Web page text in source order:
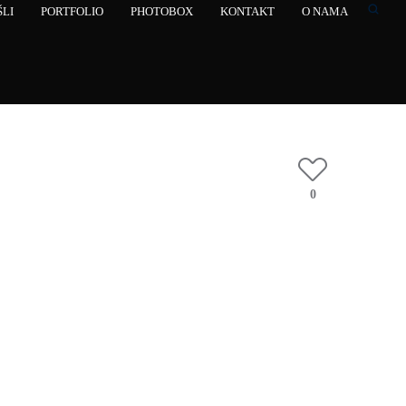
PORTFOLIO PHOTOBOX KONTAKT O NAMA
0